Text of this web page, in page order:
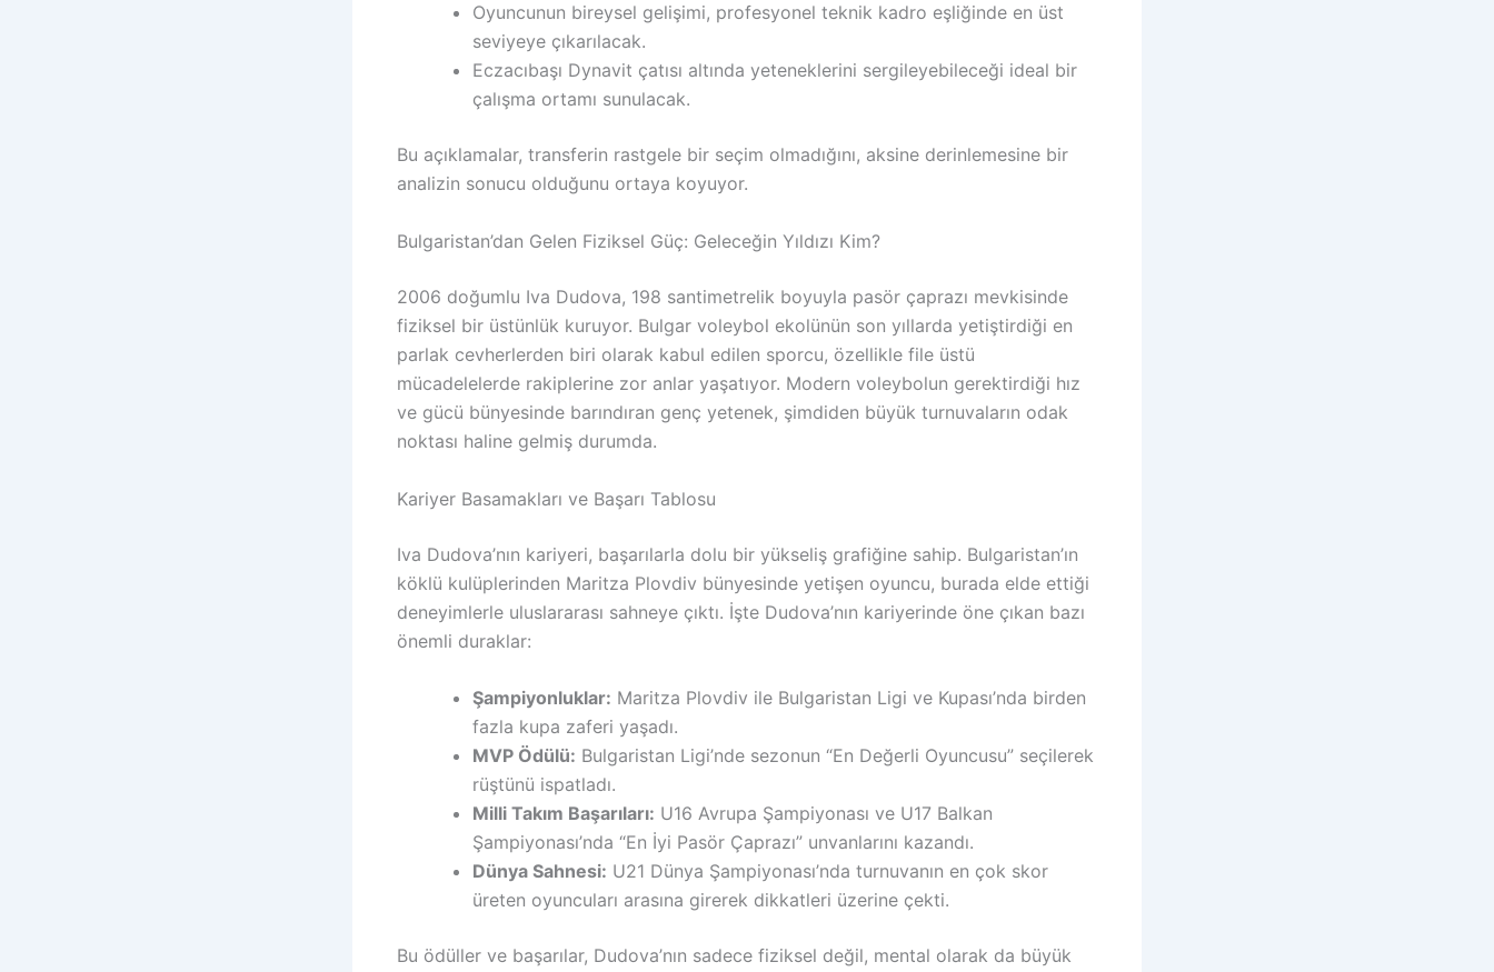
Oyuncunun bireysel gelişimi, profesyonel teknik kadro eşliğinde en üst
seviyeye çıkarılacak.
Eczacıbaşı Dynavit çatısı altında yeteneklerini sergileyebileceği ideal bir
çalışma ortamı sunulacak.
Bu açıklamalar, transferin rastgele bir seçim olmadığını, aksine derinlemesine bir
analizin sonucu olduğunu ortaya koyuyor.
Bulgaristan’dan Gelen Fiziksel Güç: Geleceğin Yıldızı Kim?
2006 doğumlu Iva Dudova, 198 santimetrelik boyuyla pasör çaprazı mevkisinde
fiziksel bir üstünlük kuruyor. Bulgar voleybol ekolünün son yıllarda yetiştirdiği en
parlak cevherlerden biri olarak kabul edilen sporcu, özellikle file üstü
mücadelelerde rakiplerine zor anlar yaşatıyor. Modern voleybolun gerektirdiği hız
ve gücü bünyesinde barındıran genç yetenek, şimdiden büyük turnuvaların odak
noktası haline gelmiş durumda.
Kariyer Basamakları ve Başarı Tablosu
Iva Dudova’nın kariyeri, başarılarla dolu bir yükseliş grafiğine sahip. Bulgaristan’ın
köklü kulüplerinden Maritza Plovdiv bünyesinde yetişen oyuncu, burada elde ettiği
deneyimlerle uluslararası sahneye çıktı. İşte Dudova’nın kariyerinde öne çıkan bazı
önemli duraklar:
Şampiyonluklar: Maritza Plovdiv ile Bulgaristan Ligi ve Kupası’nda birden
fazla kupa zaferi yaşadı.
MVP Ödülü: Bulgaristan Ligi’nde sezonun “En Değerli Oyuncusu” seçilerek
rüştünü ispatladı.
Milli Takım Başarıları: U16 Avrupa Şampiyonası ve U17 Balkan
Şampiyonası’nda “En İyi Pasör Çaprazı” unvanlarını kazandı.
Dünya Sahnesi: U21 Dünya Şampiyonası’nda turnuvanın en çok skor
üreten oyuncuları arasına girerek dikkatleri üzerine çekti.
Bu ödüller ve başarılar, Dudova’nın sadece fiziksel değil, mental olarak da büyük